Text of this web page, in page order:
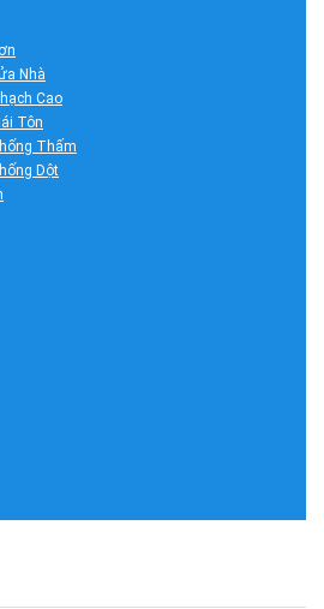
Nhà
Cao
Tôn
Thấm
Dột